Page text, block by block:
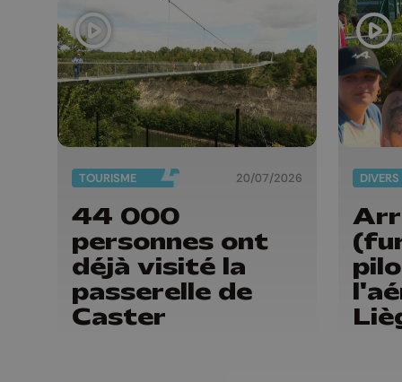
TOURISME 20/07/2026
44 000
personnes ont
déjà visité la
passerelle de
Caster
DIVERS